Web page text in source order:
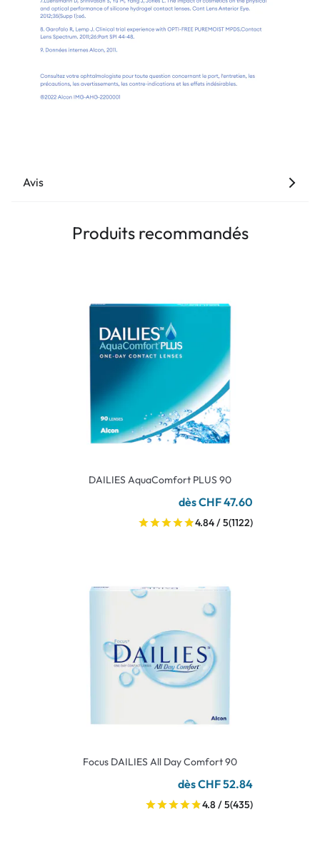
Avis
Produits recommandés
DAILIES AquaComfort PLUS 90
dès CHF 47.60
4.84 / 5(1122)
Focus DAILIES All Day Comfort 90
dès CHF 52.84
4.8 / 5(435)